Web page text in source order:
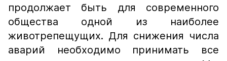
продолжает быть для современного
общества одной из наиболее
животрепещущих. Для снижения числа
аварий необходимо принимать все